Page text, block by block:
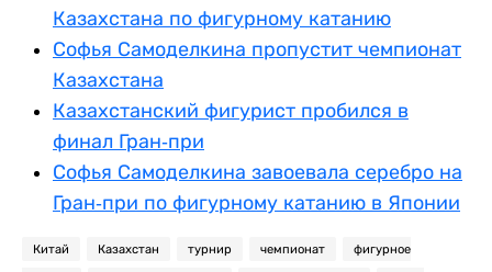
Казахстана по фигурному катанию
Софья Самоделкина пропустит чемпионат
Казахстана
Казахстанский фигурист пробился в
финал Гран-при
Софья Самоделкина завоевала серебро на
Гран-при по фигурному катанию в Японии
Китай Казахстан турнир чемпионат фигурное